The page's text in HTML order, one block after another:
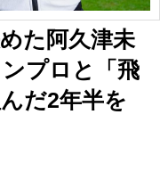
た阿久津未
プロと「飛
だ2年半を